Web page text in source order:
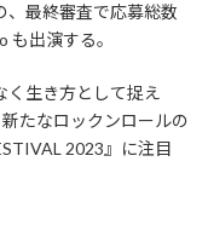
、最終審査で応募総数
出演する。
生き方として捉え
たなロックンロールの
2023』に注目